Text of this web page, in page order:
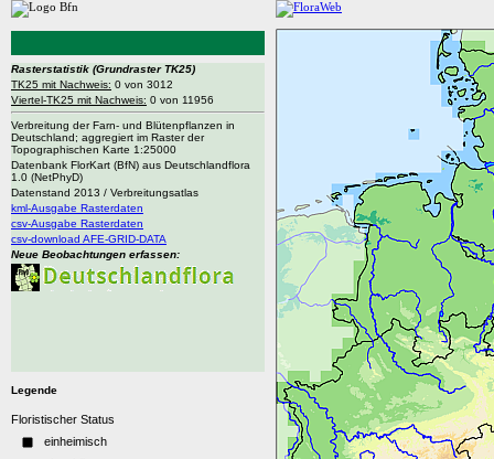
Rasterstatistik (Grundraster TK25)
TK25 mit Nachweis: 0 von 3012
Viertel-TK25 mit Nachweis: 0 von 11956
Verbreitung der Farn- und Blütenpflanzen in
Deutschland; aggregiert im Raster der
Topographischen Karte 1:25000
Datenbank FlorKart (BfN) aus Deutschlandflora
1.0 (NetPhyD)
Datenstand 2013 / Verbreitungsatlas
kml-Ausgabe Rasterdaten
csv-Ausgabe Rasterdaten
csv-download AFE-GRID-DATA
Neue Beobachtungen erfassen:
Legende